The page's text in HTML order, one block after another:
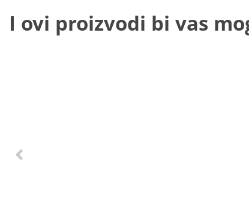
I ovi proizvodi bi vas